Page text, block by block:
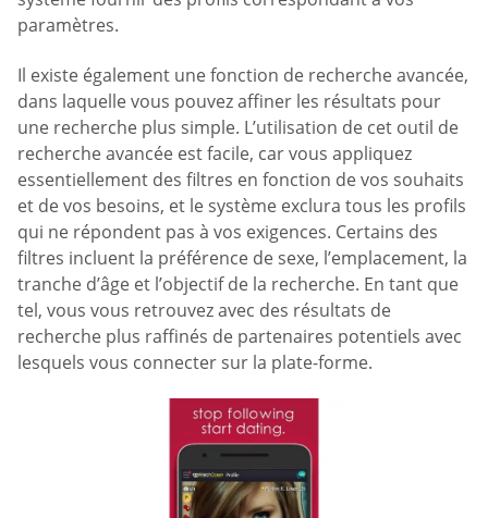
paramètres.
Il existe également une fonction de recherche avancée,
dans laquelle vous pouvez affiner les résultats pour
une recherche plus simple. L’utilisation de cet outil de
recherche avancée est facile, car vous appliquez
essentiellement des filtres en fonction de vos souhaits
et de vos besoins, et le système exclura tous les profils
qui ne répondent pas à vos exigences. Certains des
filtres incluent la préférence de sexe, l’emplacement, la
tranche d’âge et l’objectif de la recherche. En tant que
tel, vous vous retrouvez avec des résultats de
recherche plus raffinés de partenaires potentiels avec
lesquels vous connecter sur la plate-forme.